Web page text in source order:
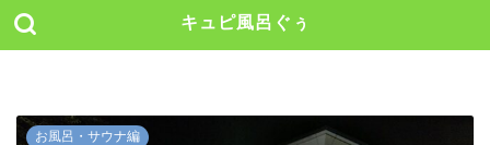
キュピ風呂ぐぅ
お風呂・サウナ編